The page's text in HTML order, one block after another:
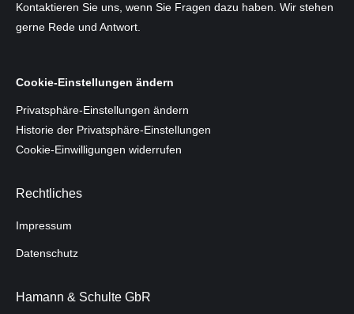
Kontaktieren Sie uns, wenn Sie Fragen dazu haben. Wir stehen
gerne Rede und Antwort.
Cookie-Einstellungen ändern
Privatsphäre-Einstellungen ändern
Historie der Privatsphäre-Einstellungen
Cookie-Einwilligungen widerrufen
Rechtliches
Impressum
Datenschutz
Hamann & Schulte GbR